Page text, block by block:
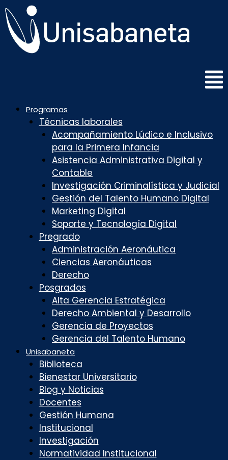
Saltar
al
contenido
Programas
Técnicas laborales
Acompañamiento Lúdico e Inclusivo
para la Primera Infancia
Asistencia Administrativa Digital y
Contable
Investigación Criminalística y Judicial
Gestión del Talento Humano Digital
Marketing Digital
Soporte y Tecnología Digital
Pregrado
Administración Aeronáutica
Ciencias Aeronáuticas
Derecho
Posgrados
Alta Gerencia Estratégica
Derecho Ambiental y Desarrollo
Gerencia de Proyectos
Gerencia del Talento Humano
Unisabaneta
Biblioteca
Bienestar Universitario
Blog y Noticias
Docentes
Gestión Humana
Institucional
Investigación
Normatividad Institucional